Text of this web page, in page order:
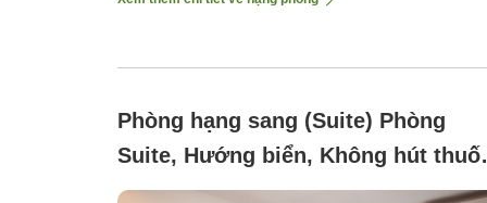
Phòng hạng sang (Suite) Phòng
Suite, Hướng biển, Không hút
([Sunrise Suite] Capacity: 1 to 5